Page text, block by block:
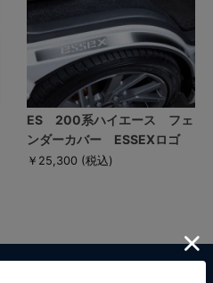
ES 200系ハイエース フェ
ンダーカバー ESSEXロゴ
￥25,300 (税込)